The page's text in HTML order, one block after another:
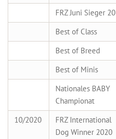
FRZ Juni Sieger
Best of Class
Best of Breed
Best of Minis
Nationales BABY
Championat
10/2020
FRZ International
Dog Winner 2020